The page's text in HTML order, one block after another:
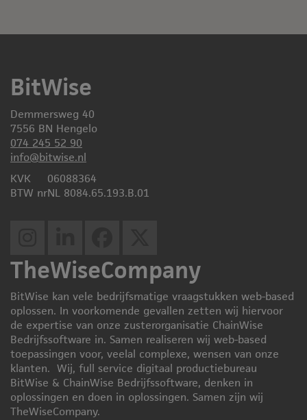
BitWise
Demmersweg 40
7556 BN Hengelo
074 245 52 90
info@bitwise.nl
KVK
06088364
BTW nrNL 8084.65.193.B.01
TheWiseCompany
BitWise kan vele bedrijfsmatige vraagstukken web-based
oplossen. In voorkomende gevallen zetten wij hiervoor
de expertise van onze zusterorganisatie ChainWise
Bedrijfssoftware in. Samen realiseren wij web-based
toepassingen voor, veelal complexe, wensen van onze
klanten. Wij, full service digitaal productiebureau
BitWise & ChainWise Bedrijfssoftware, denken in
oplossingen en doen in oplossingen. Samen zijn wij
TheWiseCompany.